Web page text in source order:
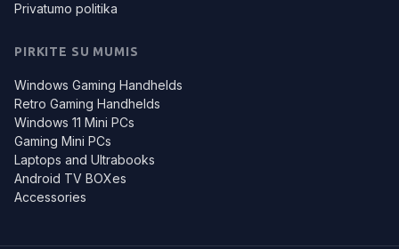
Privatumo politika
PIRKITE SU MUMIS
Windows Gaming Handhelds
Retro Gaming Handhelds
Windows 11 Mini PCs
Gaming Mini PCs
Laptops and Ultrabooks
Android TV BOXes
Accessories